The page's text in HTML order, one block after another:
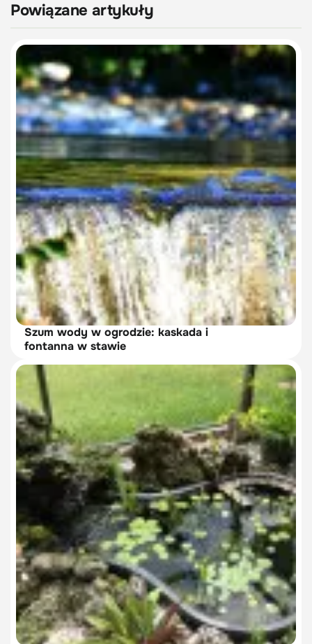
Powiązane artykuły
Szum wody w ogrodzie: kaskada i
fontanna w stawie